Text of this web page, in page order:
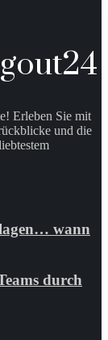
Erleben Sie mit
und die
wann
durch